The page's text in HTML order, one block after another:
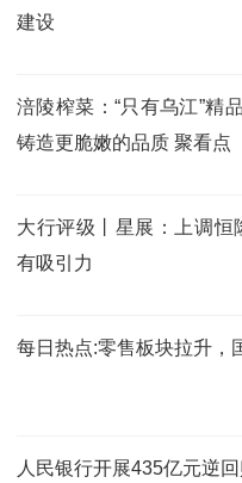
建设
涪陵榨菜：“只有乌江”精
铸造更脆嫩的品质 聚看点
大行评级丨星展：上调
有吸引力
每日热点:零售板块拉升，
人民银行开展435亿元逆